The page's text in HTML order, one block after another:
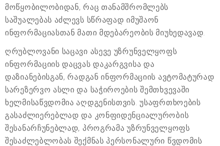
მოწყობილობიდან, რაც თანამშრომლებს
საშუალებას აძლევს სწრაფად იმუშაონ
ინფორმაციასთან მათი მდებარეობის მიუხედავად.
ღრუბლოვანი საცავი ასევე უზრუნველყოფს
ინფორმაციის დაცვას დაკარგვისა და
დაზიანებისგან, რადგან ინფორმაციის ავტომატურად
სარეზერვო ასლი და საჭიროების შემთხვევაში
ხელმისაწვდომია აღდგენისთვის. უსაფრთხოების
გასაძლიერებლად და კონფიდენციალურობის
შესანარჩუნებლად, პროგრამა უზრუნველყოფს
შესაძლებლობას შექმნას პერსონალური წვდომის